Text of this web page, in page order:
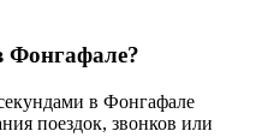
Фонгафале?
в Фонгафале
поездок, звонков или